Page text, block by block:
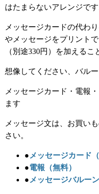
はたまらないアレンジです
メッセージカードの代わ
やメッセージをプリント
（別途330円）を加えるこ
想像してください、バル
メッセージカード・電報
ます
メッセージ文は、お買い
さい。
● メッセージカード（
●電報（無料）
● メッセージバルーン